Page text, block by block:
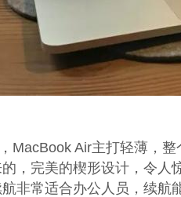
MacBook Air主打轻薄，
，完美的楔形设计，令
非常适合办公人员，续